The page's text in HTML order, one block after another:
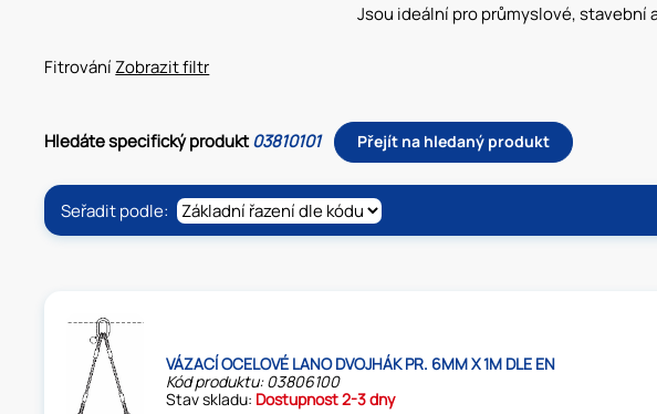
Jsou ideální pro průmyslové, stavební
FitrováníZobrazit filtr
Hledáte specifický produkt03810101 Přejít na hledaný produkt
Seřadit podle:
VÁZACÍ OCELOVÉ LANO DVOJHÁK PR. 6MM X 1M DLE EN
Kód produktu: 03806100
Stav skladu: Dostupnost 2-3 dny